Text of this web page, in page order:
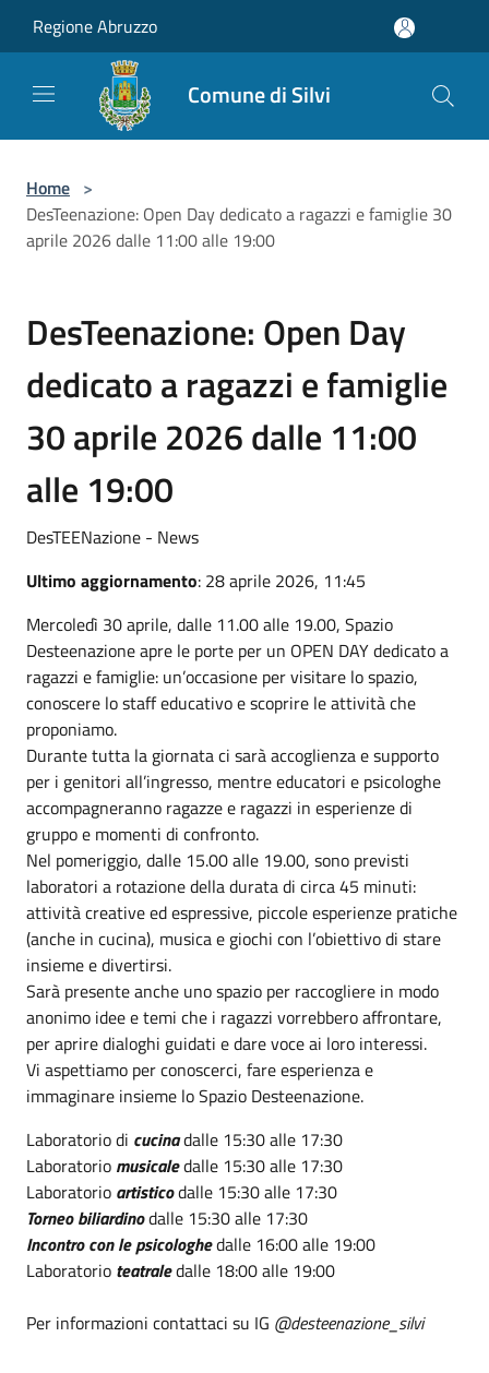
Regione Abruzzo
Comune di Silvi
Home >
DesTeenazione: Open Day dedicato a ragazzi e famiglie 30
aprile 2026 dalle 11:00 alle 19:00
DesTeenazione: Open Day
dedicato a ragazzi e famiglie
30 aprile 2026 dalle 11:00
alle 19:00
DesTEENazione - News
Ultimo aggiornamento: 28 aprile 2026, 11:45
Mercoledì 30 aprile, dalle 11.00 alle 19.00, Spazio
Desteenazione apre le porte per un OPEN DAY dedicato a
ragazzi e famiglie: un’occasione per visitare lo spazio,
conoscere lo staff educativo e scoprire le attività che
proponiamo.
Durante tutta la giornata ci sarà accoglienza e supporto
per i genitori all’ingresso, mentre educatori e psicologhe
accompagneranno ragazze e ragazzi in esperienze di
gruppo e momenti di confronto.
Nel pomeriggio, dalle 15.00 alle 19.00, sono previsti
laboratori a rotazione della durata di circa 45 minuti:
attività creative ed espressive, piccole esperienze pratiche
(anche in cucina), musica e giochi con l’obiettivo di stare
insieme e divertirsi.
Sarà presente anche uno spazio per raccogliere in modo
anonimo idee e temi che i ragazzi vorrebbero affrontare,
per aprire dialoghi guidati e dare voce ai loro interessi.
Vi aspettiamo per conoscerci, fare esperienza e
immaginare insieme lo Spazio Desteenazione.
Laboratorio di cucinadalle 15:30 alle 17:30
Laboratorio musicaledalle 15:30 alle 17:30
Laboratorio artisticodalle 15:30 alle 17:30
Torneo biliardinodalle 15:30 alle 17:30
Incontro con le psicologhedalle 16:00 alle 19:00
Laboratorio teatraledalle 18:00 alle 19:00
Per informazioni contattaci su IG @desteenazione_silvi